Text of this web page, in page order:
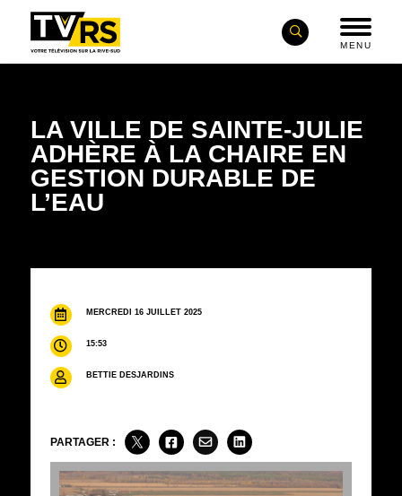
MENU
LA VILLE DE SAINTE-JULIE
ADHÈRE À LA CHAIRE EN
GESTION DURABLE DE
L’EAU
MERCREDI 16 JUILLET 2025
15:53
BETTIE DESJARDINS
PARTAGER :